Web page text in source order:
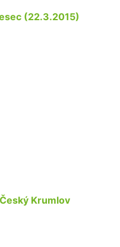
(22.3.2015)
Krumlov